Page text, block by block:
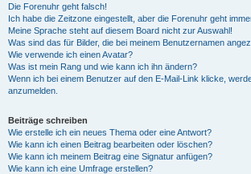
Die Forenuhr geht falsch!
Ich habe die Zeitzone eingestellt, aber die Forenuhr geht
Meine Sprache steht auf diesem Board nicht zur Auswahl!
Was sind das für Bilder, die bei meinem Benutzernamen
Wie verwende ich einen Avatar?
Was ist mein Rang und wie kann ich ihn ändern?
Wenn ich bei einem Benutzer auf den E-Mail-Link klicke,
anzumelden.
Beiträge schreiben
Wie erstelle ich ein neues Thema oder eine Antwort?
Wie kann ich einen Beitrag bearbeiten oder löschen?
Wie kann ich meinem Beitrag eine Signatur anfügen?
Wie kann ich eine Umfrage erstellen?